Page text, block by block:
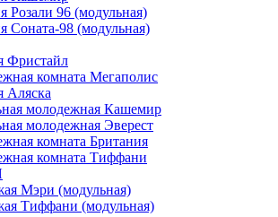
Розали 96 (модульная)
Соната-98 (модульная)
Фристайл
комната Мегаполис
Аляска
молодежная Кашемир
молодежная Эверест
комната Британия
комната Тиффани
Мэри (модульная)
Тиффани (модульная)